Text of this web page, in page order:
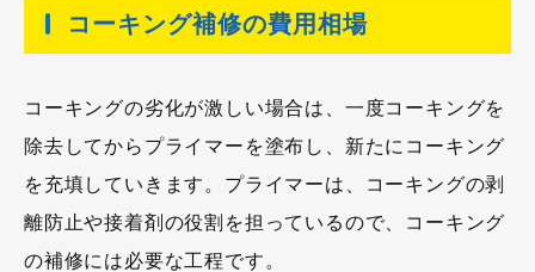
コーキング補修の費用相場
コーキングの劣化が激しい場合は、一度コーキングを
除去してからプライマーを塗布し、新たにコーキング
を充填していきます。プライマーは、コーキングの剥
離防止や接着剤の役割を担っているので、コーキング
の補修には必要な工程です。